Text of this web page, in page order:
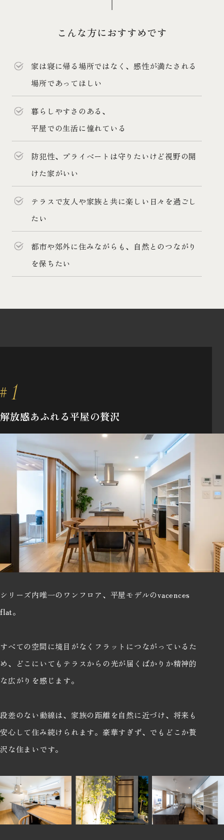
こんな方におすすめです
家は寝に帰る場所ではなく、感性が満たされる
場所であってほしい
暮らしやすさのある、
平屋での生活に憧れている
防犯性、プライベートは守りたいけど視野の開
けた家がいい
テラスで友人や家族と共に楽しい日々を過ごし
たい
都市や郊外に住みながらも、自然とのつながり
を保ちたい
解放感あふれる平屋の贅沢
シリーズ内唯一のワンフロア、平屋モデルのvacences
flat。
すべての空間に境目がなくフラットにつながっているた
め、どこにいてもテラスからの光が届くばかりか精神的
な広がりを感じます。
段差のない動線は、家族の距離を自然に近づけ、将来も
安心して住み続けられます。豪華すぎず、でもどこか贅
沢な住まいです。